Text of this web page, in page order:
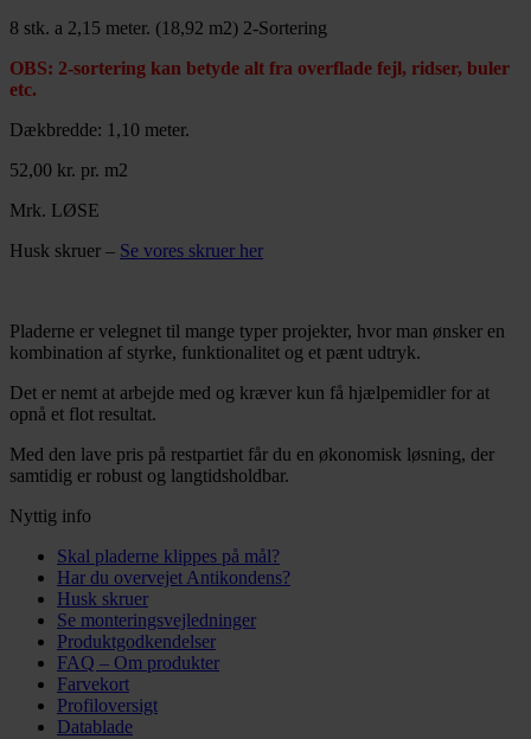
8 stk. a 2,15 meter. (18,92 m2) 2-Sortering
OBS: 2-sortering kan betyde alt fra overflade fejl, ridser, buler
etc.
Dækbredde: 1,10 meter.
52,00 kr. pr. m2
Mrk. LØSE
Husk skruer – Se vores skruer her
Pladerne er velegnet til mange typer projekter, hvor man ønsker en
kombination af styrke, funktionalitet og et pænt udtryk.
Det er nemt at arbejde med og kræver kun få hjælpemidler for at
opnå et flot resultat.
Med den lave pris på restpartiet får du en økonomisk løsning, der
samtidig er robust og langtidsholdbar.
Nyttig info
Skal pladerne klippes på mål?
Har du overvejet Antikondens?
Husk skruer
Se monteringsvejledninger
Produktgodkendelser
FAQ – Om produkter
Farvekort
Profiloversigt
Datablade